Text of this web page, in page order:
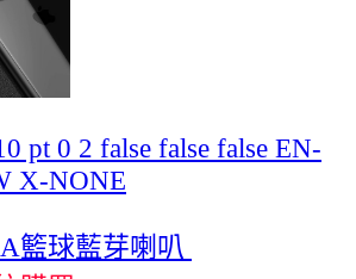
pt 0 2 false false false EN-
X-NONE
籃球藍芽喇叭